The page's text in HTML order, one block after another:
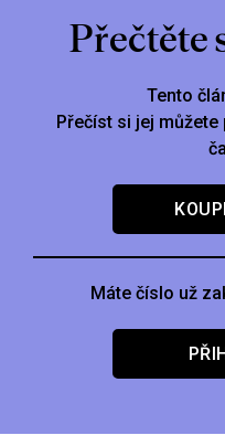
Přečtěte
Tento
Přečíst si jej
Máte číslo už